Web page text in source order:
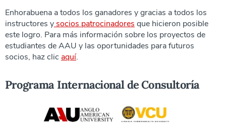
Enhorabuena a todos los ganadores y gracias a todos los
instructores ysocios patrocinadores que hicieron posible
este logro. Para más información sobre los proyectos de
estudiantes de AAU y las oportunidades para futuros
socios, haz clic aquí.
Programa Internacional de Consultoría